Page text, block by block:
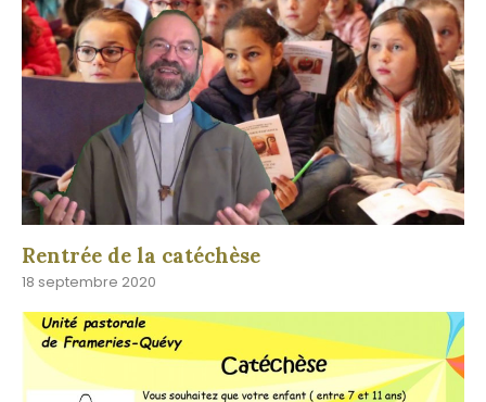
Rentrée de la catéchèse
18 septembre 2020